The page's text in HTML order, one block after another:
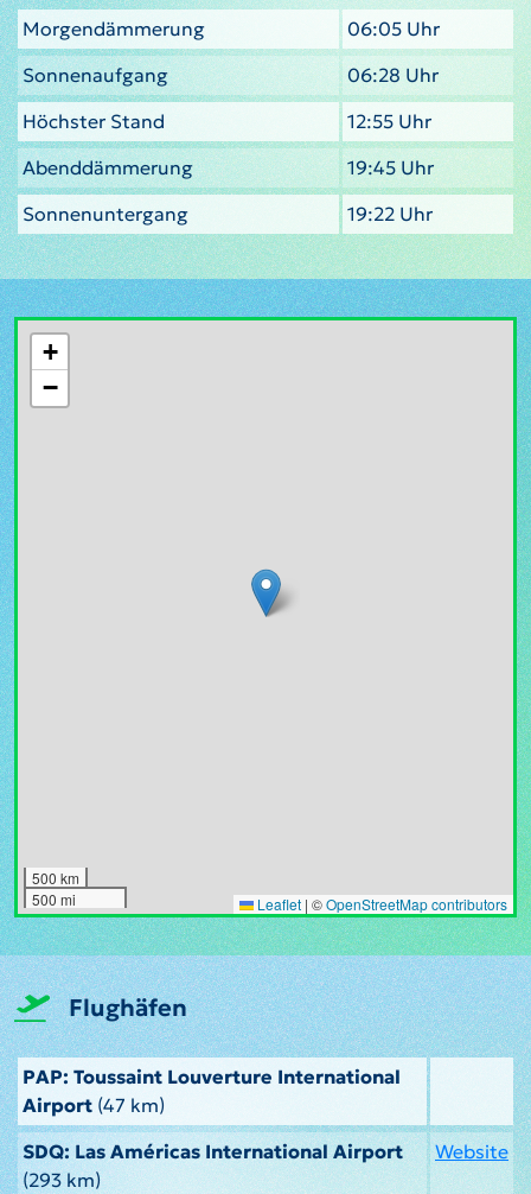
Morgendämmerung
06:05 Uhr
Sonnenaufgang
06:28 Uhr
Höchster Stand
12:55 Uhr
Abenddämmerung
19:45 Uhr
Sonnenuntergang
19:22 Uhr
+
−
500 km
500 mi
Leaflet | ©OpenStreetMap contributors
Flughäfen
PAP: Toussaint Louverture International
Airport (47 km)
SDQ: Las Américas International Airport
(293 km)
Website